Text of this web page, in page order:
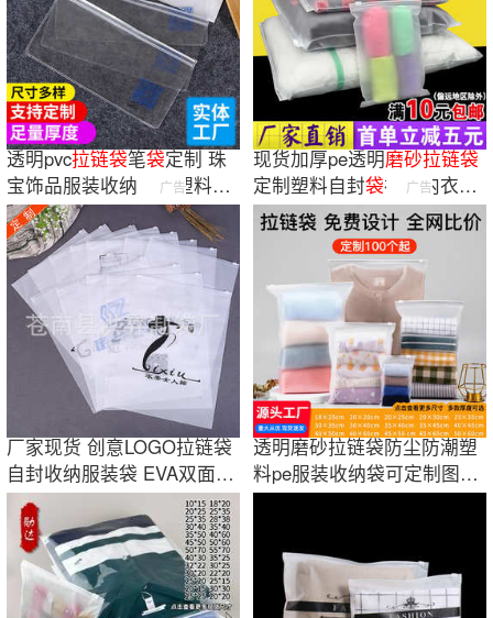
透明pvc拉链袋笔袋定制 珠
宝饰品服装收纳自封塑料包
装袋pvc袋子
广告
现货加厚pe透明磨砂拉链袋
定制塑料自封袋袜子内衣收
纳服装包装袋
广告
厂家现货 创意LOGO拉链袋
自封收纳服装袋 EVA双面磨
砂袋
透明磨砂拉链袋防尘防潮塑
料pe服装收纳袋可定制图片
logo跨境出口